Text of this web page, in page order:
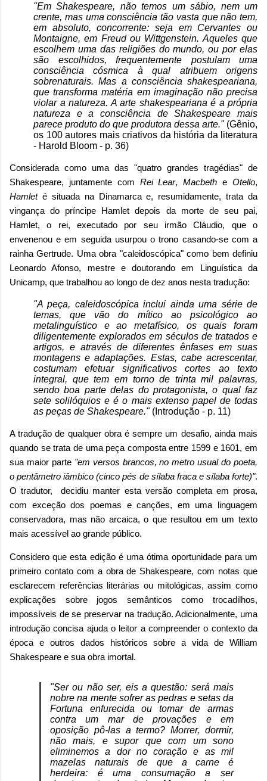
"Em Shakespeare, não temos um sábio, nem um
crente, mas uma consciência tão vasta que não tem,
em absoluto, concorrente: seja em Cervantes ou
Montaigne, em Freud ou Wittgenstein. Aqueles que
escolhem uma das religiões do mundo, ou por elas
são escolhidos, frequentemente postulam uma
consciência cósmica à qual atribuem origens
sobrenaturais. Mas a consciência shakespeariana,
que transforma matéria em imaginação não precisa
violar a natureza. A arte shakespeariana é a própria
natureza e a consciência de Shakespeare mais
parece produto do que produtora dessa arte."(Gênio,
os 100 autores mais criativos da história da literatura
- Harold Bloom - p. 36)
Considerada como uma das "quatro grandes tragédias" de
Shakespeare, juntamente com Rei Lear,Macbeth eOtello,
Hamleté situada na Dinamarca e, resumidamente, trata da
vingança do príncipe Hamlet depois da morte de seu pai,
Hamlet, o rei, executado por seu irmão Cláudio, que o
envenenou e em seguida usurpou o trono casando-se com a
rainha Gertrude. Uma obra "caleidoscópica" como bem definiu
Leonardo Afonso, mestre e doutorando em Linguística da
Unicamp, que trabalhou ao longo de dez anos nesta tradução:
"A peça, caleidoscópica inclui ainda uma série de
temas, que vão do mítico ao psicológico ao
metalinguístico e ao metafísico, os quais foram
diligentemente explorados em séculos de tratados e
artigos, e através de diferentes ênfases em suas
montagens e adaptações. Estas, cabe acrescentar,
costumam efetuar significativos cortes ao texto
integral, que tem em torno de trinta mil palavras,
sendo boa parte delas do protagonista, o qual faz
sete solilóquios e é o mais extenso papel de todas
as peças de Shakespeare."(Introdução - p. 11)
A tradução de qualquer obra é sempre um desafio, ainda mais
quando se trata de uma peça composta entre 1599 e 1601, em
sua maior parte "em versos brancos, no metro usual do poeta,
o pentâmetro iâmbico (cinco pés de sílaba fraca e sílaba forte)".
O tradutor, decidiu manter esta versão completa em prosa,
com exceção dos poemas e canções, em uma linguagem
conservadora, mas não arcaica, o que resultou em um texto
mais acessível ao grande público.
Considero que esta edição é uma ótima oportunidade para um
primeiro contato com a obra de Shakespeare, com notas que
esclarecem referências literárias ou mitológicas, assim como
explicações sobre jogos semânticos como trocadilhos,
impossíveis de se preservar na tradução. Adicionalmente, uma
introdução concisa ajuda o leitor a compreender o contexto da
época e outros dados históricos sobre a vida de William
Shakespeare e sua obra imortal.
"Ser ou não ser, eis a questão: será mais
nobre na mente sofrer as pedras e setas da
Fortuna enfurecida ou tomar de armas
contra um mar de provações e em
oposição pô-las a termo? Morrer, dormir,
não mais, e supor que com um sono
eliminemos a dor no coração e as mil
mazelas naturais de que a carne é
herdeira: é uma consumação a ser